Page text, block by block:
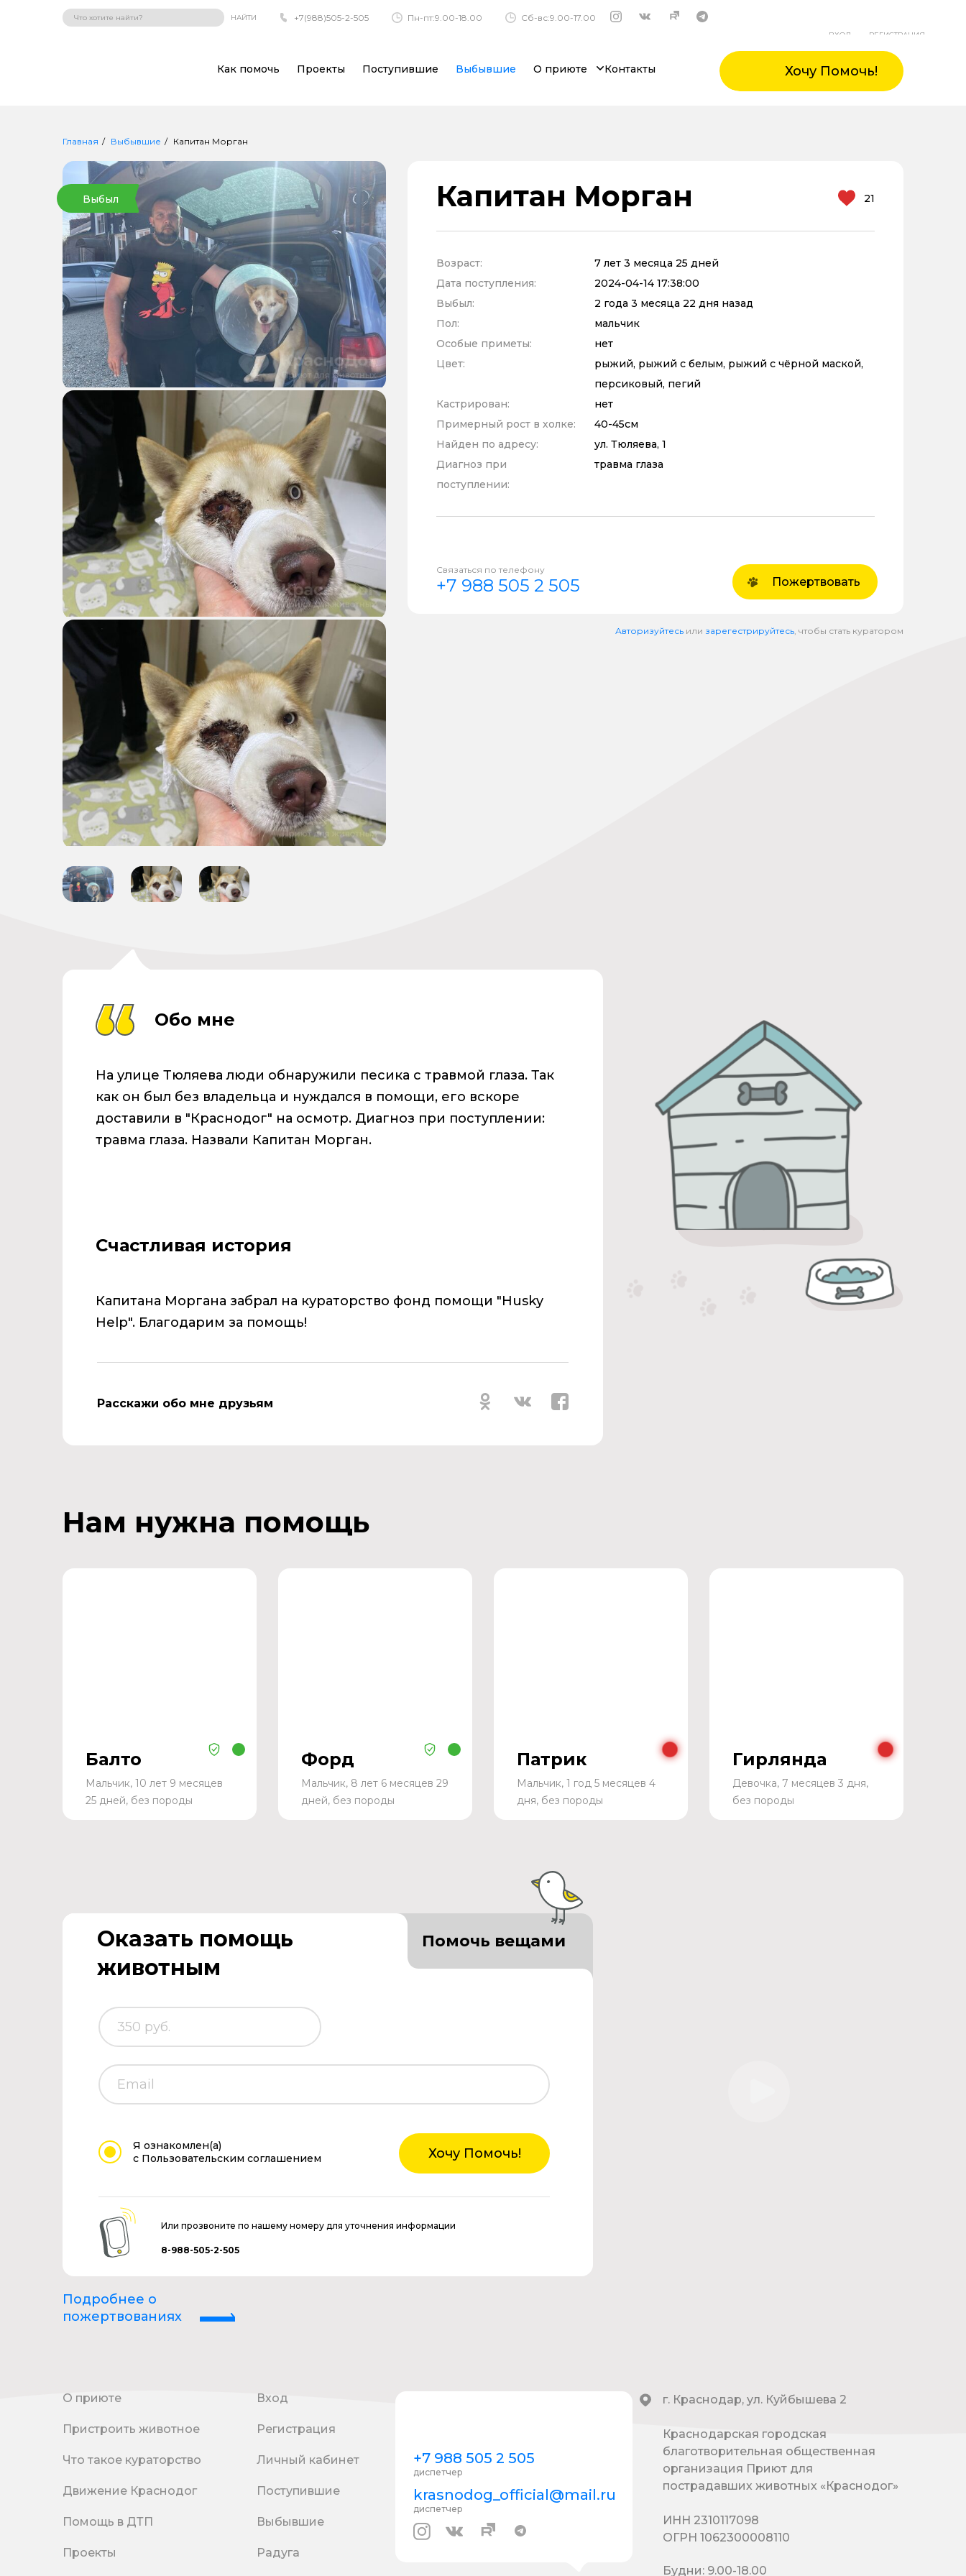
НАЙТИ +7(988)505-2-505 Пн-пт:9.00-18.00 Сб-вс:9.00-17.00
ВХОД РЕГИСТРАЦИЯ
Как помочь Проекты Поступившие Выбывшие О приюте Контакты Хочу Помочь!
Главная Выбывшие Капитан Морган
Выбыл Капитан Морган 21
Возраст:
7 лет 3 месяца 25 дней
Дата поступления:
2024-04-14 17:38:00
Выбыл:
2 года 3 месяца 22 дня назад
Пол:
мальчик
Особые приметы:
нет
Цвет:
рыжий, рыжий с белым, рыжий с чёрной маской,
персиковый, пегий
Кастрирован:
нет
Примерный рост в холке:
40-45см
Найден по адресу:
ул. Тюляева, 1
Диагноз при
поступлении:
травма глаза
Связаться по телефону
+7 988 505 2 505 Пожертвовать
Авторизуйтесь или зарегестрируйтесь , чтобы стать куратором
Обо мне
На улице Тюляева люди обнаружили песика с травмой глаза. Так
как он был без владельца и нуждался в помощи, его вскоре
доставили в "Краснодог" на осмотр. Диагноз при поступлении:
травма глаза. Назвали Капитан Морган.
Счастливая история
Капитана Моргана забрал на кураторство фонд помощи "Husky
Help". Благодарим за помощь!
Расскажи обо мне друзьям
Нам нужна помощь
Балто
Мальчик, 10 лет 9 месяцев
25 дней, без породы
Форд
Мальчик, 8 лет 6 месяцев 29
дней, без породы
Патрик
Мальчик, 1 год 5 месяцев 4
дня, без породы
Гирлянда
Девочка, 7 месяцев 3 дня,
без породы
Оказать помощь
животным
Помочь вещами
Я ознакомлен(а)
с Пользовательским соглашением
Хочу Помочь!
Или прозвоните по нашему номеру для уточнения информации
8-988-505-2-505
Подробнее о
пожертвованиях
О приюте
Пристроить животное
Что такое кураторство
Движение Краснодог
Помощь в ДТП
Проекты
Вход
Регистрация
Личный кабинет
Поступившие
Выбывшие
Радуга
+7 988 505 2 505
диспетчер
krasnodog_official@mail.ru
диспетчер
г. Краснодар, ул. Куйбышева 2
Краснодарская городская
благотворительная общественная
организация Приют для
пострадавших животных «Краснодог»
ИНН 2310117098
ОГРН 1062300008110
Будни: 9.00-18.00